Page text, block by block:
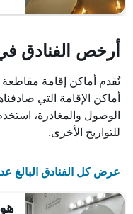
غرفة
أرخص الفنادق
تُقدم أماكن إقامة
أماكن الإقامة التي
الوصول والمغادرة،
للتواريخ الأخرى.
عرض كل الفنادق البالغ عددها